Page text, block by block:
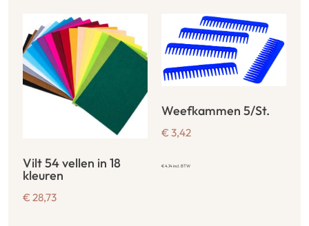
Vilt 54 vellen in 18
kleuren
€ 28,73
Weefkammen 5/St.
€ 3,42
€4,14incl. BTW